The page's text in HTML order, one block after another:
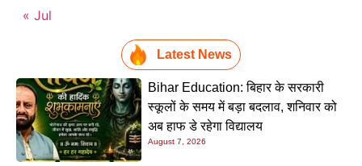
« Jul
Latest News
Bihar Education: बिहार के सरकारी
स्कूलों के समय में बड़ा बदलाव, शनिवार को
अब हाफ डे रहेगा विद्यालय
August 7, 2026